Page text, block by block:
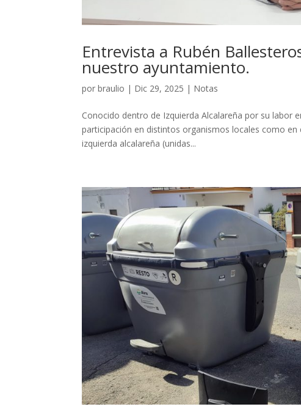
Entrevista a Rubén
nuestro ayuntamiento.
porbraulio | Dic 29, 2025 | Notas
Conocido dentro de Izquierda Alcalareña por su labor
participación en distintos organismos locales como
izquierda alcalareña (unidas...